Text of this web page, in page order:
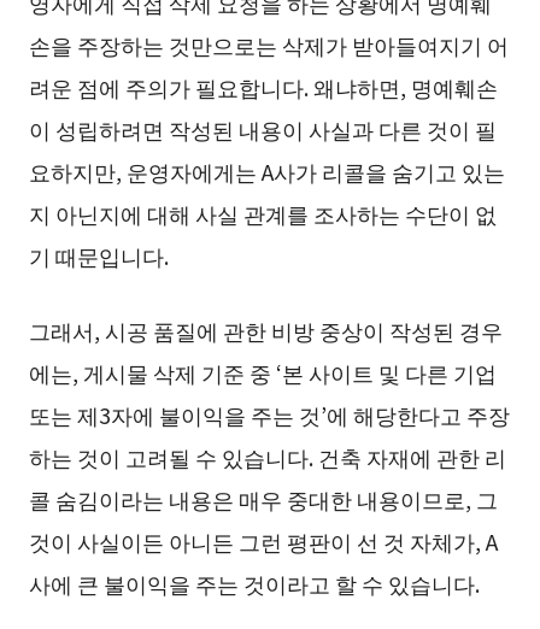
손을 주장하는 것만으로는 삭제가 받아들여지기 어
려운 점에 주의가 필요합니다. 왜냐하면, 명예훼손
이 성립하려면 작성된 내용이 사실과 다른 것이 필
요하지만, 운영자에게는 A사가 리콜을 숨기고 있는
지 아닌지에 대해 사실 관계를 조사하는 수단이 없
기 때문입니다.
그래서, 시공 품질에 관한 비방 중상이 작성된 경우
에는, 게시물 삭제 기준 중 ‘본 사이트 및 다른 기업
또는 제3자에 불이익을 주는 것’에 해당한다고 주장
하는 것이 고려될 수 있습니다. 건축 자재에 관한 리
콜 숨김이라는 내용은 매우 중대한 내용이므로, 그
것이 사실이든 아니든 그런 평판이 선 것 자체가, A
사에 큰 불이익을 주는 것이라고 할 수 있습니다.